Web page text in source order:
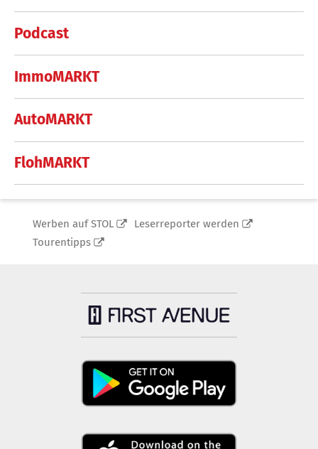
Podcast
ImmoMARKT
AutoMARKT
FlohMARKT
Werben auf STOL
Leserreporter werden
Tourentipps